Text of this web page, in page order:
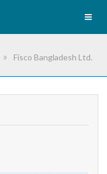
Fisco Bangladesh Ltd.